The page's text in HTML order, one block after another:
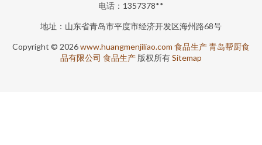
电话：1357378**
地址：山东省青岛市平度市经济开发区海州路68号
Copyright © 2026www.huangmenjiliao.com 食品生产青岛帮厨食
品有限公司 食品生产 版权所有Sitemap